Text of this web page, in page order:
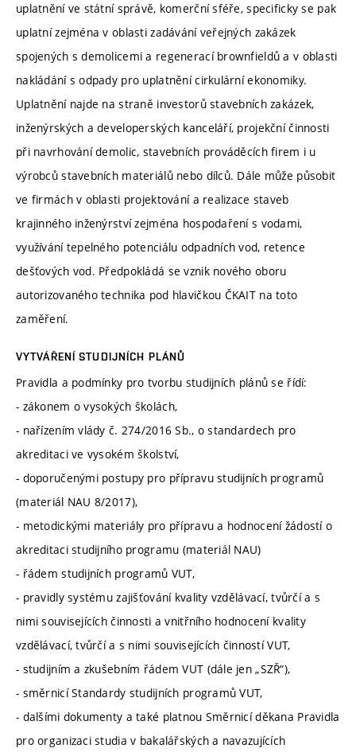
uplatnění ve státní správě, komerční sféře, specificky se pak
uplatní zejména v oblasti zadávání veřejných zakázek
spojených s demolicemi a regenerací brownfieldů a v oblasti
nakládání s odpady pro uplatnění cirkulární ekonomiky.
Uplatnění najde na straně investorů stavebních zakázek,
inženýrských a developerských kanceláří, projekční činnosti
při navrhování demolic, stavebních prováděcích firem i u
výrobců stavebních materiálů nebo dílců. Dále může působit
ve firmách v oblasti projektování a realizace staveb
krajinného inženýrství zejména hospodaření s vodami,
využívání tepelného potenciálu odpadních vod, retence
dešťových vod. Předpokládá se vznik nového oboru
autorizovaného technika pod hlavičkou ČKAIT na toto
zaměření.
VYTVÁŘENÍ STUDIJNÍCH PLÁNŮ
Pravidla a podmínky pro tvorbu studijních plánů se řídí:
- zákonem o vysokých školách,
- nařízením vlády č. 274/2016 Sb., o standardech pro
akreditaci ve vysokém školství,
- doporučenými postupy pro přípravu studijních programů
(materiál NAU 8/2017),
- metodickými materiály pro přípravu a hodnocení žádostí o
akreditaci studijního programu (materiál NAU)
- řádem studijních programů VUT,
- pravidly systému zajišťování kvality vzdělávací, tvůrčí a s
nimi souvisejících činnosti a vnitřního hodnocení kvality
vzdělávací, tvůrčí a s nimi souvisejících činností VUT,
- studijním a zkušebním řádem VUT (dále jen „SZŘ“),
- směrnicí Standardy studijních programů VUT,
- dalšími dokumenty a také platnou Směrnicí děkana Pravidla
pro organizaci studia v bakalářských a navazujících